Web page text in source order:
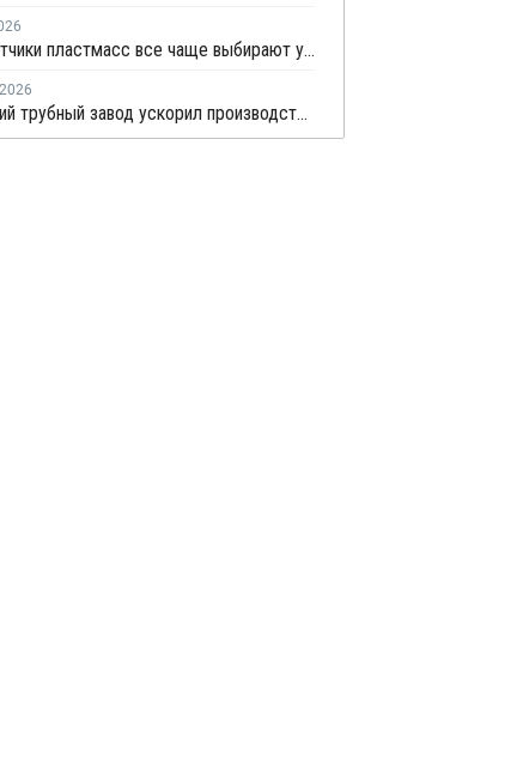
Переработчики пластмасс все чаще выбирают управляемую вторичную гранулу
2026
Климовский трубный завод ускорил производство с помощью роботов